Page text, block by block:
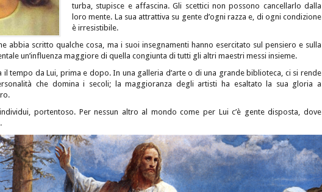
turba, stupisce e affascina. Gli scettici non possono cancellarlo dalla
loro mente. La sua attrattiva su gente d’ogni razza e, di ogni condizione
è irresistibile.
abbia scritto qualche cosa, ma i suoi insegnamenti hanno esercitato sul pensiero e sulla
un’influenza maggiore di quella congiunta di tutti gli altri maestri messi insieme.
tempo da Lui, prima e dopo. In una galleria d’arte o di una grande biblioteca, ci si rende
che domina i secoli; la maggioranza degli artisti ha esaltato la sua gloria a
portentoso. Per nessun altro al mondo come per Lui c’è gente disposta, dove